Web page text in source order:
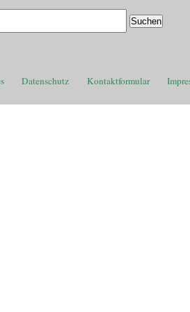
Datenschutz Kontaktformular